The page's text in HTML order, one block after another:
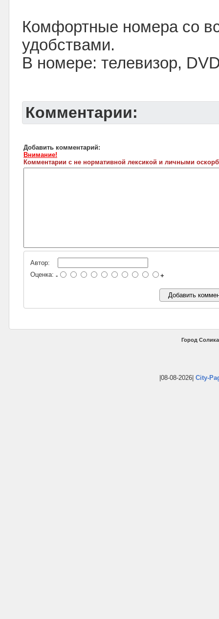
Комфортные номера со
удобствами.
В номере: телевизор,
Комментарии:
Добавить комментарий:
Внимание!
Комментарии с не нормативной лексикой и личными
Автор:
Оценка: - +
Город
|08-08-2026| City-